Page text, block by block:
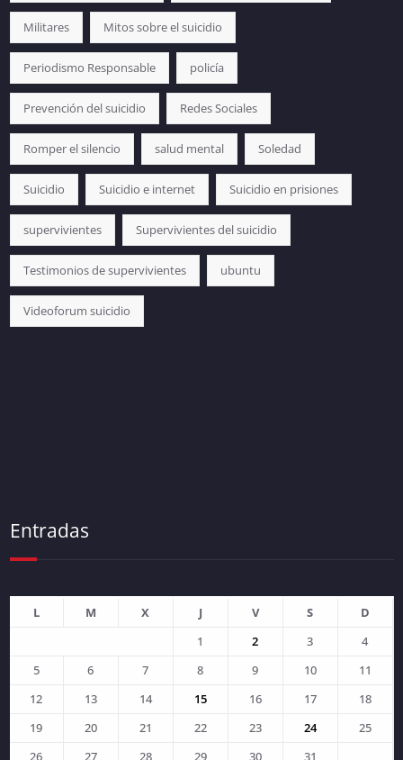
Militares Mitos sobre el suicidio
Periodismo Responsable policía
Prevención del suicidio Redes Sociales
Romper el silencio salud mental Soledad
Suicidio Suicidio e internet Suicidio en prisiones
supervivientes Supervivientes del suicidio
Testimonios de supervivientes ubuntu
Videoforum suicidio
Entradas
L M X J V S
D
1
2 3
4
5
6 7 8 9 10
11
12
13 14 15 16 17
18
19
20 21 22 23 24
25
26
27 28 29 30 31